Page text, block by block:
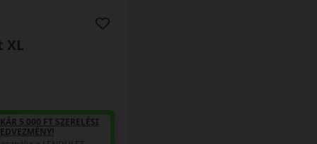
XL
5.000 FT SZERELÉSI